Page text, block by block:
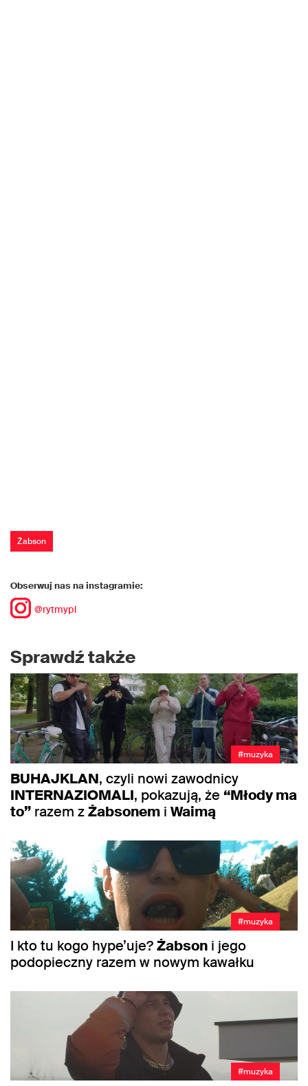
Żabson
Obserwuj nas na instagramie:
@rytmypl
Sprawdź także
#muzyka
BUHAJKLAN, czyli nowi zawodnicy
INTERNAZIOMALI, pokazują, że “Młody ma
to” razem zŻabsonem i Waimą
#muzyka
I kto tu kogo hype’uje?Żabson i jego
podopieczny razem w nowym kawałku
#muzyka